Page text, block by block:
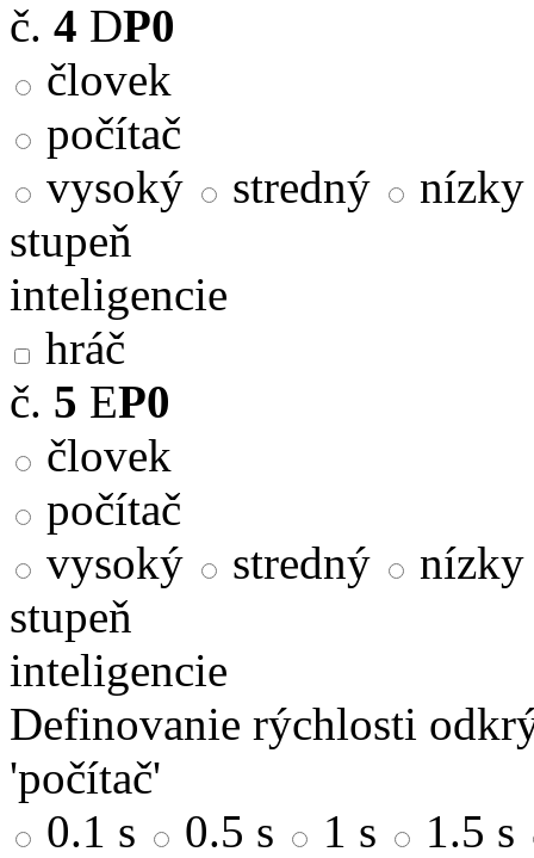
č. 4 DP0
človek
počítač
vysoký
stredný
nízky
stupeň
inteligencie
hráč
č. 5 EP0
človek
počítač
vysoký
stredný
nízky
stupeň
inteligencie
Definovanie rýchlosti
'počítač'
0.1 s
0.5 s 1 s
1.5 s